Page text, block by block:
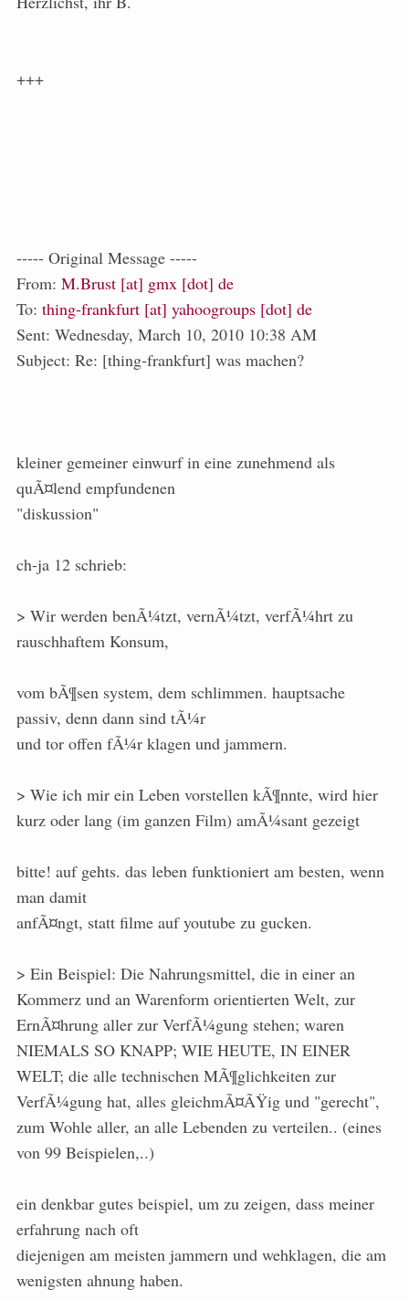
+++
----- Original Message -----
From: M.Brust [at] gmx [dot] de
To: thing-frankfurt [at] yahoogroups [dot] de
Sent: Wednesday, March 10, 2010 10:38 AM
Subject: Re: [thing-frankfurt] was machen?
kleiner gemeiner einwurf in eine zunehmend als
quÃ¤lend empfundenen
"diskussion"
ch-ja 12 schrieb:
> Wir werden benÃ¼tzt, vernÃ¼tzt, verfÃ¼hrt zu
rauschhaftem Konsum,
vom bÃ¶sen system, dem schlimmen. hauptsache
passiv, denn dann sind tÃ¼r
und tor offen fÃ¼r klagen und jammern.
> Wie ich mir ein Leben vorstellen kÃ¶nnte, wird hier
kurz oder lang (im ganzen Film) amÃ¼sant gezeigt
bitte! auf gehts. das leben funktioniert am besten, wenn
man damit
anfÃ¤ngt, statt filme auf youtube zu gucken.
> Ein Beispiel: Die Nahrungsmittel, die in einer an
Kommerz und an Warenform orientierten Welt, zur
ErnÃ¤hrung aller zur VerfÃ¼gung stehen; waren
NIEMALS SO KNAPP; WIE HEUTE, IN EINER
WELT; die alle technischen MÃ¶glichkeiten zur
VerfÃ¼gung hat, alles gleichmÃ¤ÃŸig und "gerecht",
zum Wohle aller, an alle Lebenden zu verteilen.. (eines
von 99 Beispielen,..)
ein denkbar gutes beispiel, um zu zeigen, dass meiner
erfahrung nach oft
diejenigen am meisten jammern und wehklagen, die am
wenigsten ahnung haben.